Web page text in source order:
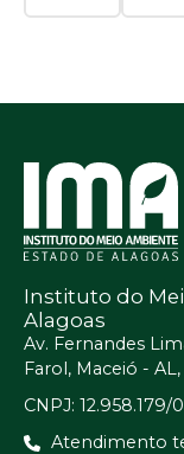
Instituto do
Alagoas
Av. Fernandes
Farol, Maceió -
CNPJ: 12.958.179/
Atendimento